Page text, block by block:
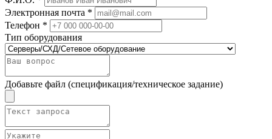
Электронная почта *
Телефон *
Тип оборудования
Добавьте файл (спецификация/техническое задание)